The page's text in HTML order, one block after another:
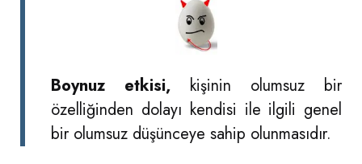
Boynuz etkisi, kişinin olumsuz bir
özelliğinden dolayı kendisi ile ilgili genel
bir olumsuz düşünceye sahip olunmasıdır.